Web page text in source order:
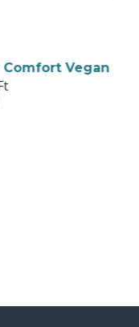
Natur Comfort Vegan Magyar Gyógynövényes Családi Balzsam 250ml